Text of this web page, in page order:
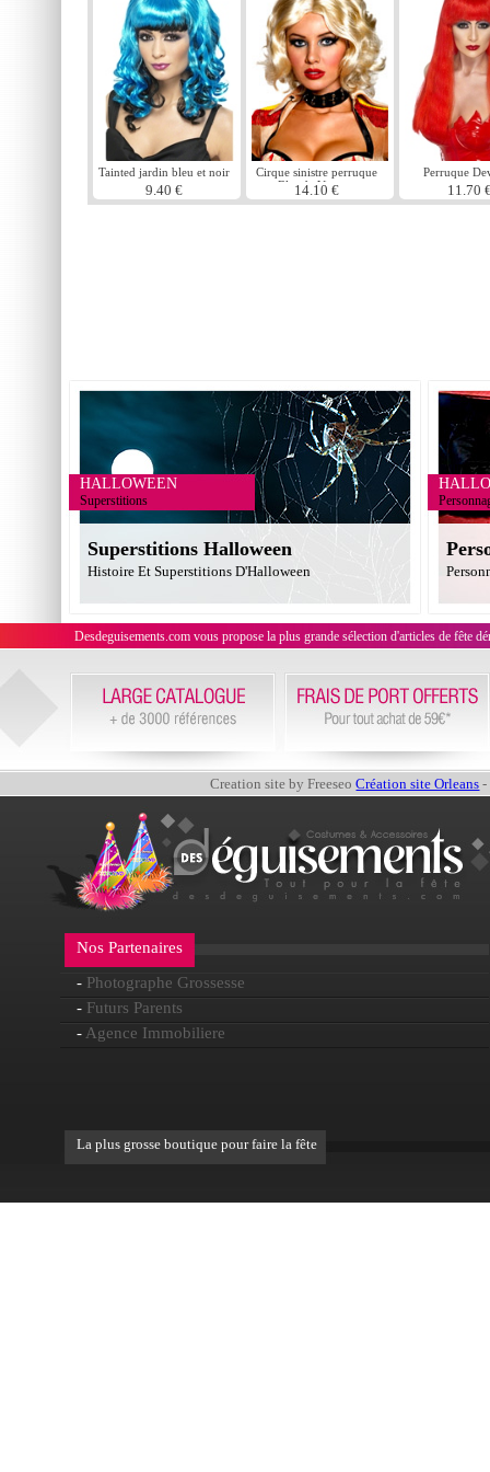
Tainted jardin bleu et noir
perruque
9.40 €
Cirque sinistre perruque
Blonde Vintage
14.10 €
Perruque
11.70
HALLOWEEN
Superstitions
Superstitions Halloween
Histoire Et Superstitions D'Halloween
Desdeguisements.com vous propose la plus grande sélection d'articles de fête
Creation site by FreeseoCréation site Orleans -
Nos Partenaires
- Photographe Grossesse
- Futurs Parents
- Agence Immobiliere
La plus grosse boutique pour faire la fête